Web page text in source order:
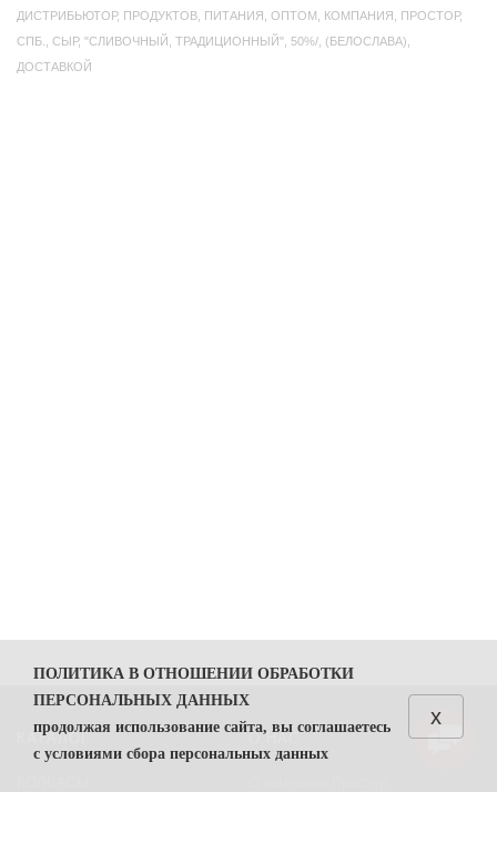
ДИСТРИБЬЮТОР, ПРОДУКТОВ ПИТАНИЯ ОПТОМ КОМПАНИЯ ПРОСТОР,
СПБ.
СЫР, "СЛИВОЧНЫЙ ТРАДИЦИОННЫЙ" 50%/ (БЕЛОСЛАВА)
ДОСТАВКОЙ
КАТАЛОГ О НАС
ПОЛИТИКА В ОТНОШЕНИИ ОБРАБОТКИ
ПЕРСОНАЛЬНЫХ ДАННЫХ
продолжая использование сайта, вы соглашаетесь
с условиями сбора персональных данных
x